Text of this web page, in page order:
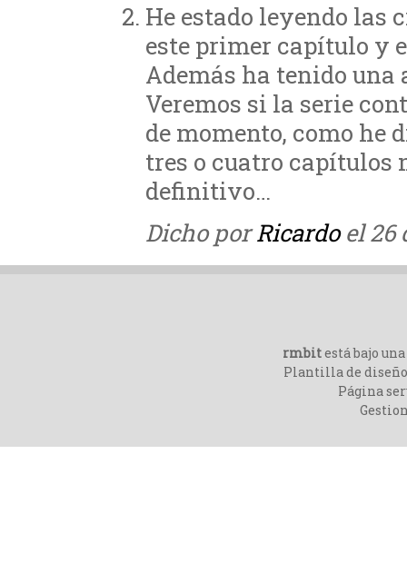
He estado leyendo las
este primer capítulo y
Además ha tenido una
Veremos si la serie
de momento, como he
tres o cuatro
definitivo…
Dicho porRicardoel 26
rmbitestá bajo una
Plantilla de
Página